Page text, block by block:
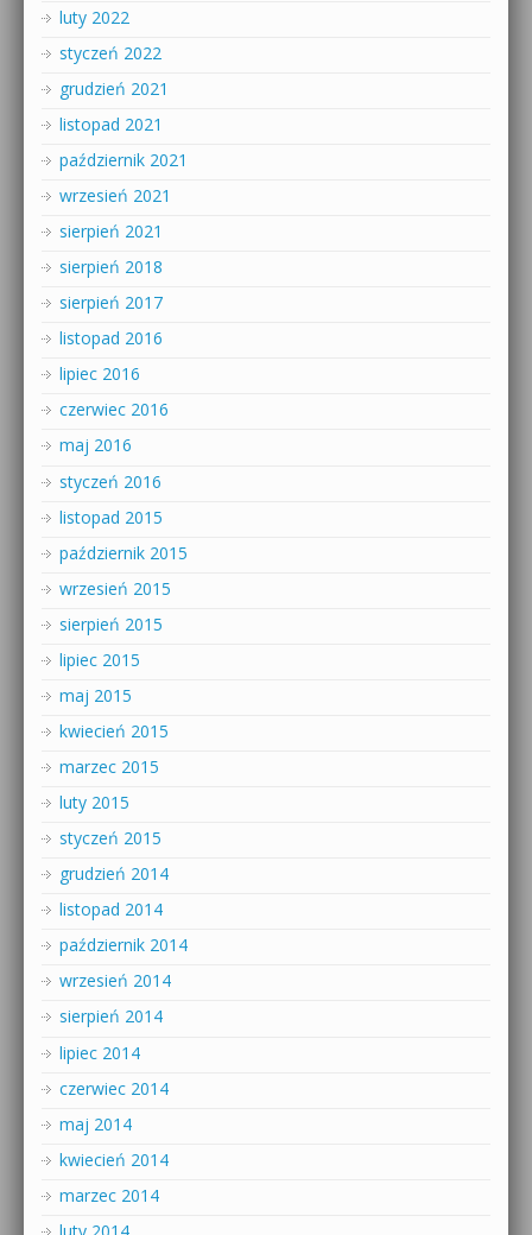
luty 2022
styczeń 2022
grudzień 2021
listopad 2021
październik 2021
wrzesień 2021
sierpień 2021
sierpień 2018
sierpień 2017
listopad 2016
lipiec 2016
czerwiec 2016
maj 2016
styczeń 2016
listopad 2015
październik 2015
wrzesień 2015
sierpień 2015
lipiec 2015
maj 2015
kwiecień 2015
marzec 2015
luty 2015
styczeń 2015
grudzień 2014
listopad 2014
październik 2014
wrzesień 2014
sierpień 2014
lipiec 2014
czerwiec 2014
maj 2014
kwiecień 2014
marzec 2014